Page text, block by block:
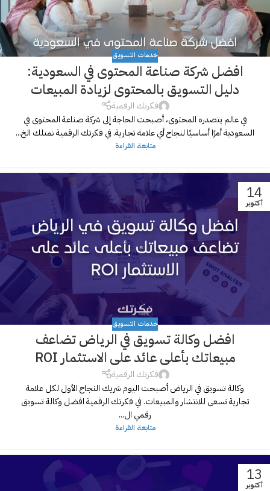
خدمات التسويق
افضل شركة صناعة المحتوى في السعودية:
دليل التسويق بالمحتوى لزيادة المبيعات
فكرتك الرقمية
في عالم يتصدره المحتوى، أصبحت الحاجة إلى شركة صناعة المحتوى في
السعودية أمرًا أساسيًا لنجاح أي علامة تجارية. في فكرتك الرقمية نمتلك الخ...
متابعة القراءة
14
أكتوبر
خدمات التسويق
افضل وكالة تسويق في الرياض تضاعف
مبيعاتك بأعلى عائد على الاستثمار ROI
فكرتك الرقمية
وكالة تسويق في الرياض أصبحت اليوم شريك النجاح الأول لكل علامة
تجارية تسعى للانتشار والمبيعات. في فكرتك الرقمية افضل وكالة تسويق
رقمي ال...
متابعة القراءة
13
أكتوبر